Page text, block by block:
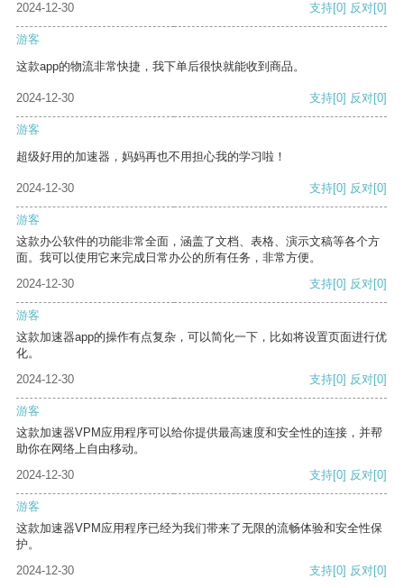
2024-12-30
支持[0] 反对[0]
游客
这款app的物流非常快捷，我下单后很快就能收到商品。
2024-12-30 支持[0] 反对[0]
游客
超级好用的加速器，妈妈再也不用担心我的学习啦！
2024-12-30 支持[0] 反对[0]
游客
这款办公软件的功能非常全面，涵盖了文档、表格、演示文稿等各个方
面。我可以使用它来完成日常办公的所有任务，非常方便。
2024-12-30
支持[0] 反对[0]
游客
这款加速器app的操作有点复杂，可以简化一下，比如将设置页面进行优
化。
2024-12-30
支持[0] 反对[0]
游客
这款加速器VPM应用程序可以给你提供最高速度和安全性的连接，并帮
助你在网络上自由移动。
2024-12-30
支持[0] 反对[0]
游客
这款加速器VPM应用程序已经为我们带来了无限的流畅体验和安全性保
护。
2024-12-30
支持[0] 反对[0]